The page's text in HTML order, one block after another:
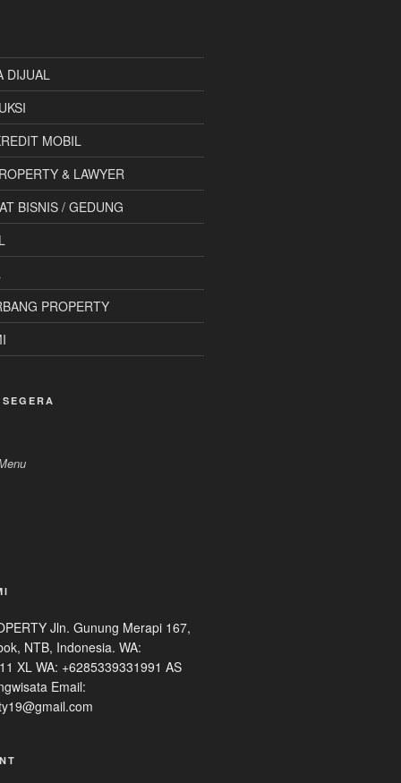
DIJUAL
MOBIL
& LAWYER
BISNIS / GEDUNG
PROPERTY
Jln. Gunung Merapi 167,
NTB, Indonesia. WA:
XL WA: +6285339331991 AS
Email: